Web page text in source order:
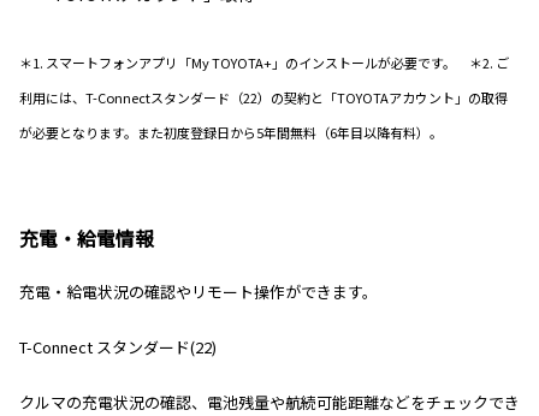
＊1. スマートフォンアプリ「My TOYOTA+」のインストールが必要です。 ＊2. ご
利用には、T-Connectスタンダード（22）の契約と「TOYOTAアカウント」の取得
が必要となります。また初度登録日から5年間無料（6年目以降有料）。
充電・給電情報
充電・給電状況の確認やリモート操作ができます。
T-Connect スタンダード(22)
クルマの充電状況の確認、電池残量や航続可能距離などをチェックでき